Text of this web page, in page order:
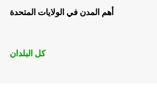
أهم المدن في الولايات المتحدة
كل البلدان